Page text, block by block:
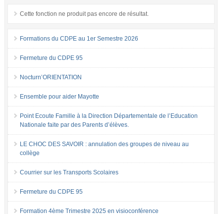
Cette fonction ne produit pas encore de résultat.
Formations du CDPE au 1er Semestre 2026
Fermeture du CDPE 95
Nocturn’ORIENTATION
Ensemble pour aider Mayotte
Point Ecoute Famille à la Direction Départementale de l’Education
Nationale faite par des Parents d’élèves.
LE CHOC DES SAVOIR : annulation des groupes de niveau au
collège
Courrier sur les Transports Scolaires
Fermeture du CDPE 95
Formation 4ème Trimestre 2025 en visioconférence